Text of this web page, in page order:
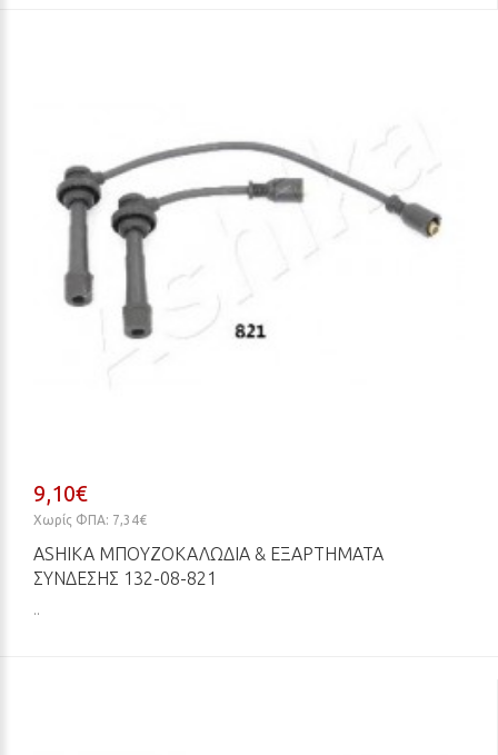
9,10€
Χωρίς ΦΠΑ: 7,34€
ASHIKA ΜΠΟΥΖΟΚΑΛΏΔΙΑ & ΕΞΑΡΤΉΜΑΤΑ
ΣΎΝΔΕΣΗΣ 132-08-821
..